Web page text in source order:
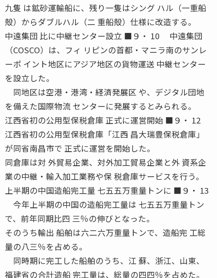
九隻 は鉱砂運輸船に、残り一隻はシング ハル（一重船
殻）からダブルハル（二 重船殻）仕様に改造する。
中遠集団 比に中継センター設立 ■９・ 10 中遠集団
（COSCO）は、フィ リピンの首都・マニラ南のサンレ
ーポ イント地区にアジア地区の貨物運送 中継センター
を設立した。
同地区は空港・港湾・経済発展区 や、デジタル団地
を備えた国際物流 センターに発展するとみられる。
江西省初の公用型保税倉庫 正式に運営開始 ■９・ 12
江西省初の公用型保税倉庫「江西 昌大瑞豊保税倉庫」
が同省南昌市で 正式に運営を開始した。
同倉庫は対 外貿易企業、対外加工貿易企業と外 資系企
業の中継・輸入加工業務や保 税倉庫サービスを行う。
上半期の中国造船完工量 七五五万重量トンに ■９・ 13
今年上半期の中国の造船完工量は 七五五万重量トン
で、前年同期比四 三％の伸びとなった。
そのうち輸出 船舶は六二六万重量トンで、造船完 工総
量の八三％を占める。
同時期に完工した船舶のうち、江 蘇、浙江、山東、
福建省の合計造船 完工量は、総量の四四％を占めた。